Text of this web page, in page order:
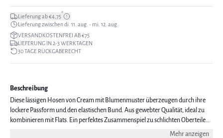
Lieferung ab €4,75*
Lieferung zwischen di. 11. aug. - mi. 12. aug.
VERSANDKOSTENFREI AB €75
LIEFERUNG IN 2-3 WERKTAGEN
30 TAGE RÜCKGABERECHT
Beschreibung
Diese lässigen Hosen von Cream mit Blumenmuster überzeugen durch ihre
lockere Passform und den elastischen Bund. Aus gewebter Qualität, ideal zu
kombinieren mit Flats. Ein perfektes Zusammenspiel zu schlichten Oberteilen
oder Strickjacken. Das Modell ist 171 cm groß und trägt eine Größe 38/M.
Mehr anzeigen